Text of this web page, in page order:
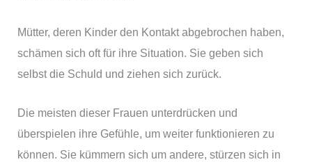
Mütter, deren Kinder den Kontakt abgebrochen haben,
schämen sich oft für ihre Situation. Sie geben sich
selbst die Schuld und ziehen sich zurück.
Die meisten dieser Frauen unterdrücken und
überspielen ihre Gefühle, um weiter funktionieren zu
können. Sie kümmern sich um andere, stürzen sich in